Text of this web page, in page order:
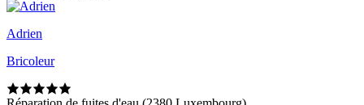
Adrien
Bricoleur